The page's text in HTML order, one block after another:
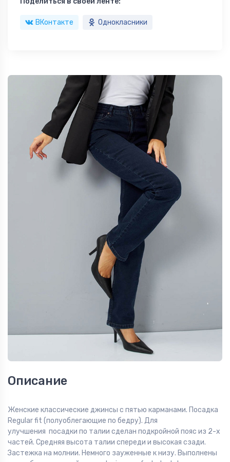
ВКонтакте Однокласники
Описание
Женские классические джинсы с пятью карманами. Посадка
Regular fit (полуоблегающие по бедру). Для
улучшения посадки по талии сделан подкройной пояс из 2-х
частей. Средняя высота талии спереди и высокая сзади.
Застежка на молнии. Немного зауженные к низу. Выполнены